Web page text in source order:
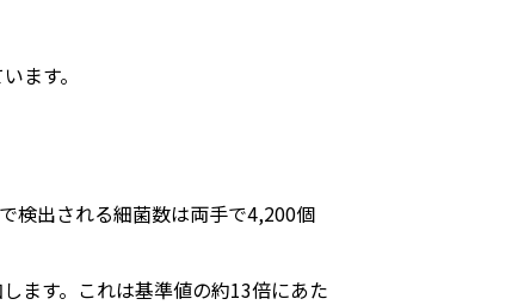
ます。
検出される細菌数は両手で4,200個
ます。これは基準値の約13倍にあた